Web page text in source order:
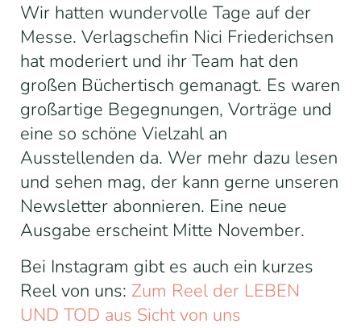
Wir hatten wundervolle Tage auf der
Messe. Verlagschefin Nici Friederichsen
hat moderiert und ihr Team hat den
großen Büchertisch gemanagt. Es waren
großartige Begegnungen, Vorträge und
eine so schöne Vielzahl an
Ausstellenden da. Wer mehr dazu lesen
und sehen mag, der kann gerne unseren
Newsletter abonnieren. Eine neue
Ausgabe erscheint Mitte November.
Bei Instagram gibt es auch ein kurzes
Reel von uns: Zum Reel der LEBEN
UND TOD aus Sicht von uns